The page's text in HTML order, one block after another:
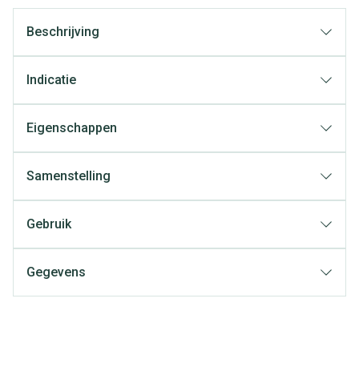
Beschrijving
Indicatie
Eigenschappen
Samenstelling
Gebruik
Gegevens